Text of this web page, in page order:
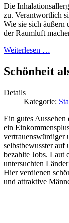
Die
zu. Verantwortlich
Wie sie sich äußern
der Raumluft
Weiterlesen …
Schönheit
Details
Kategorie:
Ein gutes Aussehen
ein
vertrauenswürdiger
selbstbewusster auf
bezahlte Jobs. Laut
untersuchten
Hier verdienen
und attraktive